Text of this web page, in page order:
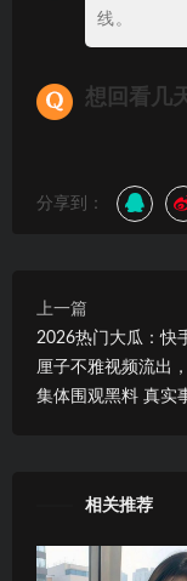
线。
想回看几
分享到：
上一篇
2026热门大瓜：快
厘子不雅视频流出
集体围观黑料 真实
相关推荐